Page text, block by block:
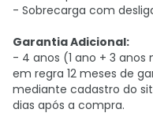
- Sobrecarga com
Garantia Adicional:
- 4 anos (1 ano + 3
em regra 12 meses de
mediante cadastro do
dias após a compra.